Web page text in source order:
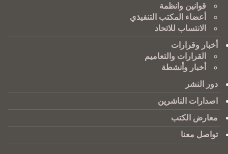
قوانين وانظمة
أعضاء المكتب التنفيذي
الانتساب للاتحاد
أخبار وقرارات
القرارات والتعاميم
أخبار وأنشطة
دور النشر
اصدارات الناشرين
معارض الكتب
تواصل معنا